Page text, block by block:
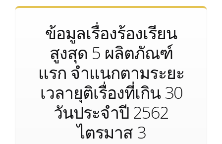
ข้อมูลเรื่องร้องเรียน
สูงสุด 5 ผลิตภัณฑ์
แรก จำแนกตามระยะ
เวลายุติเรื่องที่เกิน 30
วันประจำปี 2562
ไตรมาส 3